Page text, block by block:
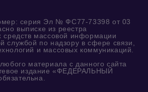
серия Эл № ФС77-73398 от 03
выписке из реестра
средств массовой информации
службой по надзору в сфере связи,
и массовых коммуникаций.
материала с данного сайта
издание «ФЕДЕРАЛЬНЫЙ